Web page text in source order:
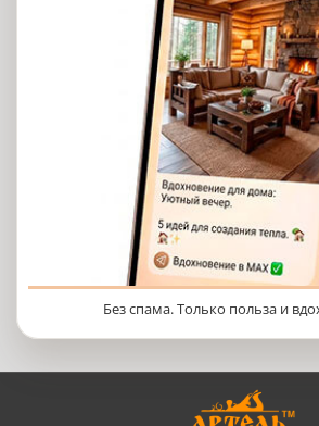
Без спама. Только польза и